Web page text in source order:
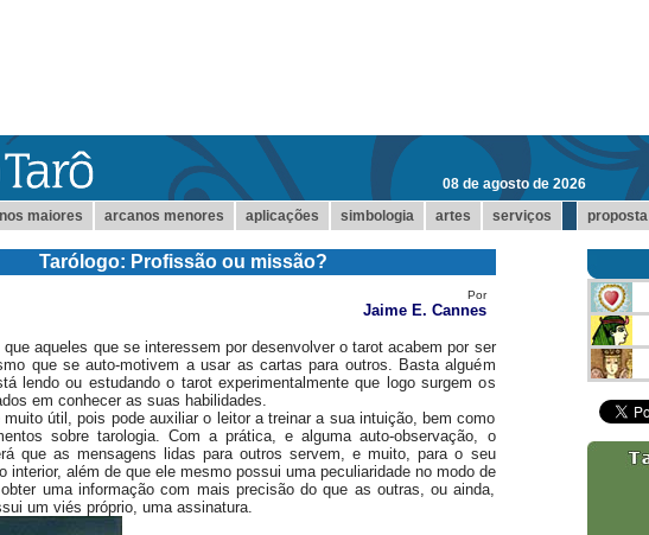
08 de agosto de 2026
maiores arcanos menores aplicações simbologia artes serviços proposta
Tarólogo: Profissão ou missão?
Por
Jaime E. Cannes
aqueles que se interessem por desenvolver o tarot acabem por ser
que se auto-motivem a usar as cartas para outros. Basta alguém
lendo ou estudando o tarot experimentalmente que logo surgem os
em conhecer as suas habilidades.
útil, pois pode auxiliar o leitor a treinar a sua intuição, bem como
sobre tarologia. Com a prática, e alguma auto-observação, o
que as mensagens lidas para outros servem, e muito, para o seu
interior, além de que ele mesmo possui uma peculiaridade no modo de
obter uma informação com mais precisão do que as outras, ou ainda,
um viés próprio, uma assinatura.